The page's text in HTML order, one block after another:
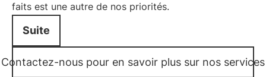
faits est une autre de nos priorités.
Suite
Contactez-nous pour en savoir plus sur nos services